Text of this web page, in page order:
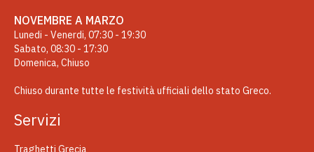
NOVEMBRE A MARZO
Lunedi - Venerdi, 07:30 - 19:30
Sabato, 08:30 - 17:30
Domenica, Chiuso
Chiuso durante tutte le festività ufficiali dello stato Greco.
Servizi
Traghetti Grecia